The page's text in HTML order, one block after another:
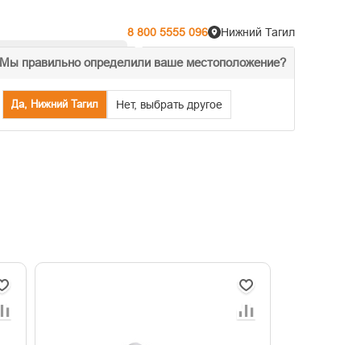
8 800 5555 096
Мы правильно определили ваше местоположение?
Да, Нижний Тагил Нет, выбрать другое
Нижний Тагил
% Акции Распродажа